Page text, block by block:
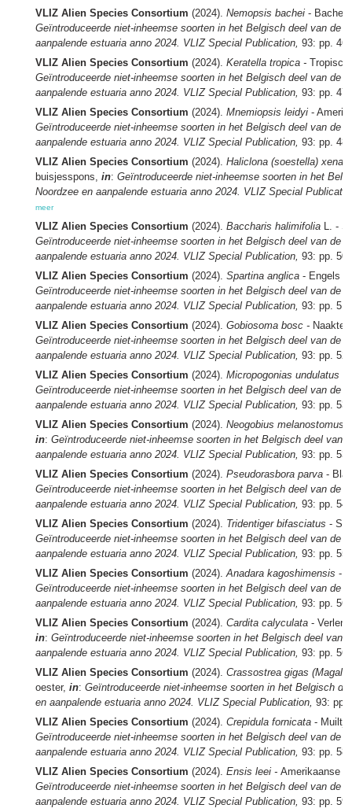
VLIZ Alien Species Consortium (2024). Nemopsis bachei -
Geïntroduceerde niet-inheemse soorten in het Belgisch deel van de
aanpalende estuaria anno 2024. VLIZ Special Publication, 93: pp.
VLIZ Alien Species Consortium (2024). Keratella tropica - Tropisch
Geïntroduceerde niet-inheemse soorten in het Belgisch deel van de
aanpalende estuaria anno 2024. VLIZ Special Publication, 93: pp.
VLIZ Alien Species Consortium (2024). Mnemiopsis leidyi -
Geïntroduceerde niet-inheemse soorten in het Belgisch deel van de
aanpalende estuaria anno 2024. VLIZ Special Publication, 93: pp.
VLIZ Alien Species Consortium (2024). Haliclona (soestella) xena
buisjesspons, in: Geïntroduceerde niet-inheemse soorten in het
Noordzee en aanpalende estuaria anno 2024. VLIZ Special
meer
VLIZ Alien Species Consortium (2024). Baccharis halimifolia L. -
Geïntroduceerde niet-inheemse soorten in het Belgisch deel van de
aanpalende estuaria anno 2024. VLIZ Special Publication, 93: pp.
VLIZ Alien Species Consortium (2024). Spartina anglica - Engels
Geïntroduceerde niet-inheemse soorten in het Belgisch deel van de
aanpalende estuaria anno 2024. VLIZ Special Publication, 93: pp.
VLIZ Alien Species Consortium (2024). Gobiosoma bosc - Naakte
Geïntroduceerde niet-inheemse soorten in het Belgisch deel van de
aanpalende estuaria anno 2024. VLIZ Special Publication, 93: pp.
VLIZ Alien Species Consortium (2024). Micropogonias undulatus
Geïntroduceerde niet-inheemse soorten in het Belgisch deel van de
aanpalende estuaria anno 2024. VLIZ Special Publication, 93: pp.
VLIZ Alien Species Consortium (2024). Neogobius melanostomus
in: Geïntroduceerde niet-inheemse soorten in het Belgisch deel van
aanpalende estuaria anno 2024. VLIZ Special Publication, 93: pp.
VLIZ Alien Species Consortium (2024). Pseudorasbora parva -
Geïntroduceerde niet-inheemse soorten in het Belgisch deel van de
aanpalende estuaria anno 2024. VLIZ Special Publication, 93: pp.
VLIZ Alien Species Consortium (2024). Tridentiger bifasciatus -
Geïntroduceerde niet-inheemse soorten in het Belgisch deel van de
aanpalende estuaria anno 2024. VLIZ Special Publication, 93: pp.
VLIZ Alien Species Consortium (2024).Anadara kagoshimensis -
Geïntroduceerde niet-inheemse soorten in het Belgisch deel van de
aanpalende estuaria anno 2024. VLIZ Special Publication, 93: pp.
VLIZ Alien Species Consortium (2024). Cardita calyculata -
in: Geïntroduceerde niet-inheemse soorten in het Belgisch deel van
aanpalende estuaria anno 2024. VLIZ Special Publication, 93: pp.
VLIZ Alien Species Consortium (2024). Crassostrea gigas
oester, in: Geïntroduceerde niet-inheemse soorten in het Belgisch
en aanpalende estuaria anno 2024. VLIZ Special Publication, 93: pp.
VLIZ Alien Species Consortium (2024). Crepidula fornicata -
Geïntroduceerde niet-inheemse soorten in het Belgisch deel van de
aanpalende estuaria anno 2024. VLIZ Special Publication, 93: pp.
VLIZ Alien Species Consortium (2024). Ensis leei - Amerikaanse
Geïntroduceerde niet-inheemse soorten in het Belgisch deel van de
aanpalende estuaria anno 2024. VLIZ Special Publication, 93: pp.